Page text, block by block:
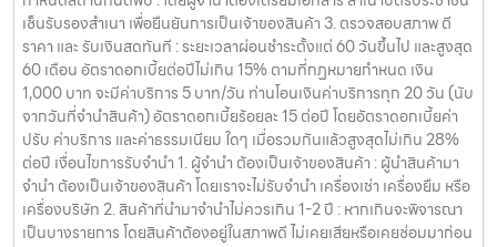
เซ็นรับรองสำเนา เพื่อยืนยันการเป็นเจ้าของสินค้า 3. ตรวจสอบสภาพ ตี
ราคา และ รับเงินสดทันที : ระยะเวลาผ่อนชำระตั้งแต่ 60 วันขึ้นไป และสูงสุด
60 เดือน อัตราดอกเบี้ยต่อปีไม่เกิน 15% ตามที่กฏหมายกำหนด เงิน
1,000 บาท จะมีค่าบริการ 5 บาท/วัน ท่านโอนเงินค่าบริการทุก 20 วัน (นับ
จากวันที่จำนำสินค้า) อัตราดอกเบี้ยร้อยละ 15 ต่อปี โดยอัตราดอกเบี้ยค่า
ปรับ ค่าบริการ และค่าธรรมเนียม ใดๆ เมื่อรวมกันแล้วสูงสุดไม่เกิน 28%
ต่อปี เงื่อนไขการรับจำนำ 1. ผู้จำนำ ต้องเป็นเจ้าของสินค้า : ผู้นำสินค้ามา
จำนำ ต้องเป็นเจ้าของสินค้า โดยเราจะไม่รับจำนำ เครื่องเช่า เครื่องยืม หรือ
เครื่องบริษัท 2. สินค้าที่นำมาจำนำไม่ควรเกิน 1-2 ปี : หากเกินจะพิจารณา
เป็นบางรายการ โดยสินค้าต้องอยู่ในสภาพดี ไม่เคยเสียหรือเคยซ่อมมาก่อน